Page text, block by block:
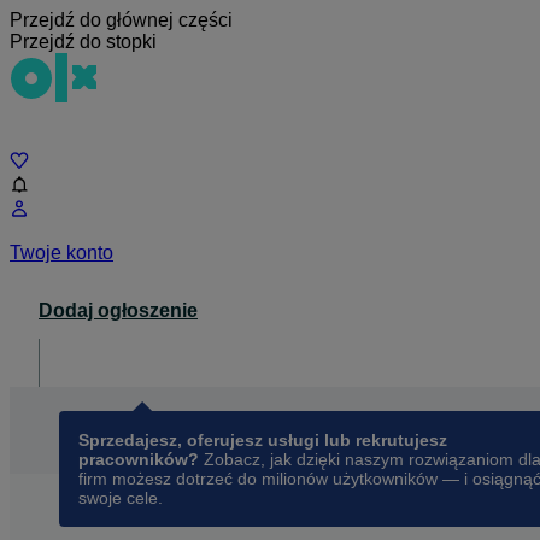
Przejdź do głównej części
Przejdź do stopki
Twoje konto
Dodaj ogłoszenie
Sprzedajesz, oferujesz usługi lub rekrutujesz
pracowników? Zobacz, jak dzięki naszym rozwiązaniom dla
firm możesz dotrzeć do milionów użytkowników — i osiągnąć
swoje cele.